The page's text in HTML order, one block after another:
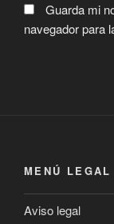
Guarda mi
navegador para
MENÚ LEGAL
Aviso legal